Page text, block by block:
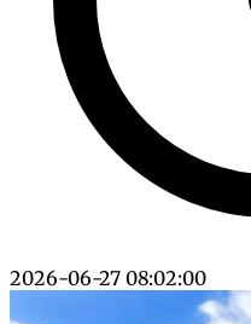
2026-06-27 08:02:00